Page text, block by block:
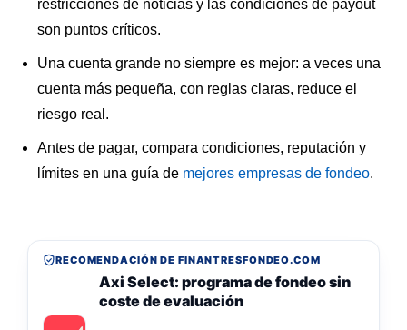
restricciones de noticias y las condiciones de payout
son puntos críticos.
Una cuenta grande no siempre es mejor: a veces una
cuenta más pequeña, con reglas claras, reduce el
riesgo real.
Antes de pagar, compara condiciones, reputación y
límites en una guía de mejores empresas de fondeo.
RECOMENDACIÓN DE FINANTRESFONDEO.COM
Axi Select: programa de fondeo sin
coste de evaluación